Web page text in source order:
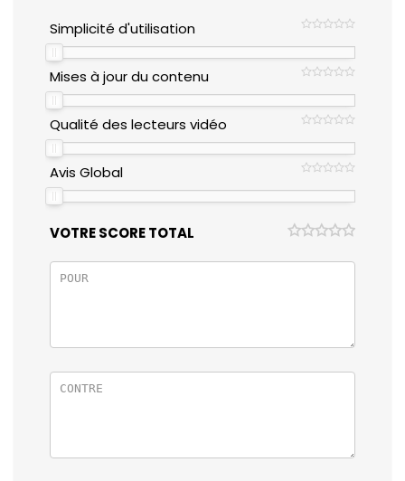
Simplicité d'utilisation
Mises à jour du contenu
Qualité des lecteurs vidéo
Avis Global
VOTRE SCORE TOTAL